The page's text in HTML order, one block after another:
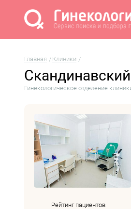
Главная Клиники
Гинекологическое отделение
Рейтинг пациентов